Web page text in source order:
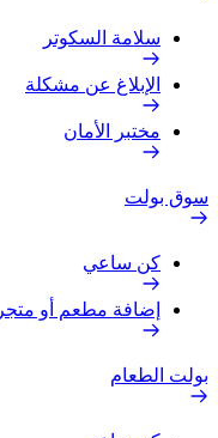
سلامة السكوتر
الإبلاغ عن مشكلة
مختبر الأمان
سوق بولت
كن ساعي
إضافة مطعم أو متجر
بولت الطعام